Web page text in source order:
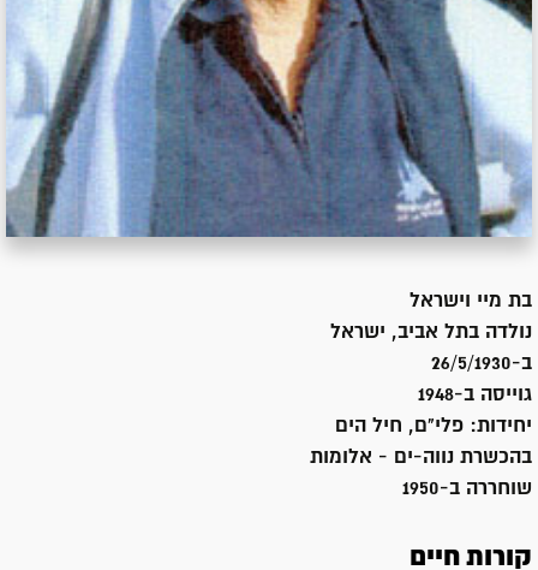
בת מיי וישראל
נולדה בתל אביב, ישראל
ב-26/5/1930
גוייסה ב-1948
יחידות: פלי"ם, חיל הים
בהכשרת נווה-ים - אלומות
שוחררה ב-1950
קורות חיים